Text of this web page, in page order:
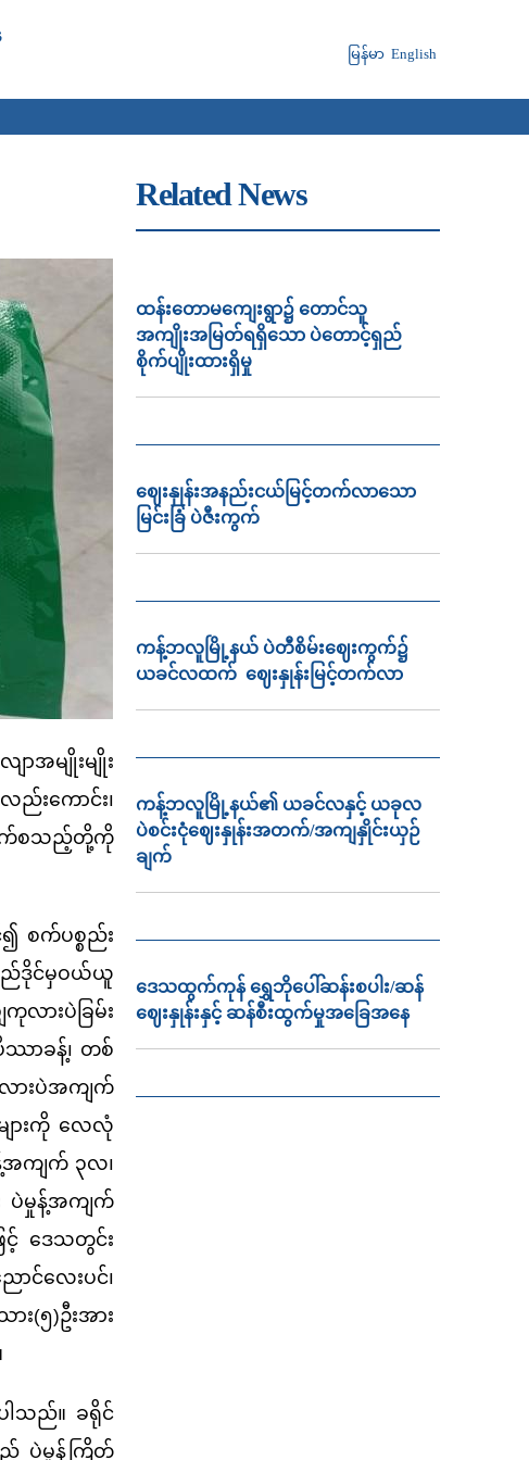
မြန်မာ English
ျာအမျိုးမျိုး
းကောင်း၊
ရွက်စသည့်တို့ကို
စက်ပစ္စည်း
စည်ဒိုင်မှဝယ်ယူ
ားပဲခြမ်း
ဿာခန့်၊ တစ်
ားပဲအကျက်
ျားကို လေလုံ
အကျက် ၃လ၊
ပဲမှုန့်အကျက်
ြင့် ဒေသတွင်း
င်လေးပင်၊
း(၅)ဦးအား
သည်။ ခရိုင်
ည့် ပဲမှုန့်ကြိတ်
Related News
ထန်းတောမကျေးရွာ၌ တောင်သူ
အကျိုးအမြတ်ရရှိသော ပဲတောင့်ရှည်
စိုက်ပျိုးထားရှိမှု
ဈေးနှုန်းအနည်းငယ်မြင့်တက်လာသော
မြင်းခြံ ပဲဇီးကွက်
ကန့်ဘလူမြို့နယ် ပဲတီစိမ်းဈေးကွက်၌
ယခင်လထက် ဈေးနှုန်းမြင့်တက်လာ
ကန့်ဘလူမြို့နယ်၏ ယခင်လနှင့် ယခုလ
ပဲစင်းငုံဈေးနှုန်းအတက်/အကျနှိုင်းယှဉ်
ချက်
ဒေသထွက်ကုန် ရွှေဘိုပေါ်ဆန်းစပါး/ဆန်
ဈေးနှုန်းနှင့် ဆန်စီးထွက်မှုအခြေအနေ